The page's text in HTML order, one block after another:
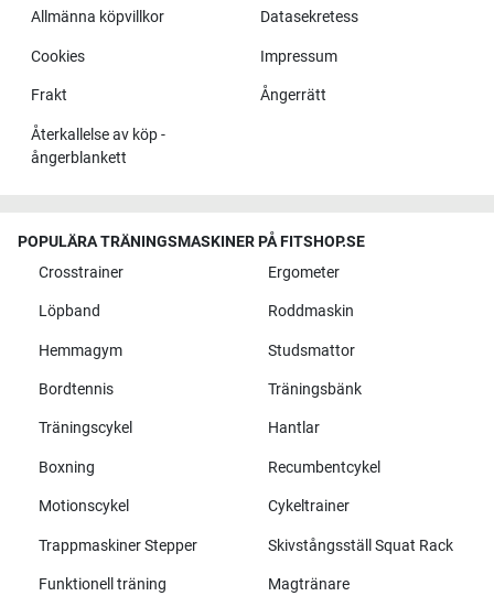
Allmänna köpvillkor
Datasekretess
Cookies Impressum
Frakt Ångerrätt
Återkallelse av köp -
ångerblankett
POPULÄRA TRÄNINGSMASKINER PÅ FITSHOP.SE
Crosstrainer
Ergometer
Löpband Roddmaskin
Hemmagym Studsmattor
Bordtennis Träningsbänk
Träningscykel Hantlar
Boxning Recumbentcykel
Motionscykel Cykeltrainer
Trappmaskiner Stepper Skivstångsställ Squat Rack
Funktionell träning Magtränare